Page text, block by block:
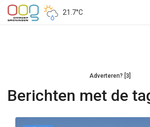
21.7°C
Adverteren? [3]
Berichten met de